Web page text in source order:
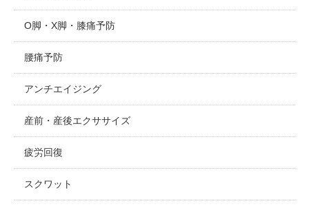
O脚・X脚・膝痛予防
腰痛予防
アンチエイジング
産前・産後エクササイズ
疲労回復
スクワット